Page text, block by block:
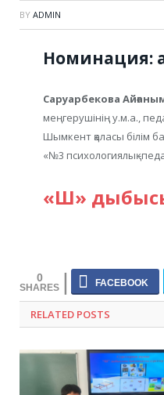
BY ADMIN
Номинация:
Саруарбекова
меңгерушінің у.м.а.,
Шымкент қаласы білім
«№3 психологиялық -
«Ш»
0
RELATED POSTS